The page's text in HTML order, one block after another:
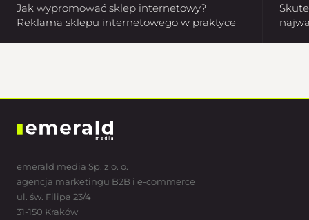
Jak wypromować sklep internetowy?
Reklama sklepu internetowego w praktyce
emerald media Sp. z o. o.
agencja marketingu B2B i e-commerce
ul. św. Filipa 23/4
31-150 Kraków